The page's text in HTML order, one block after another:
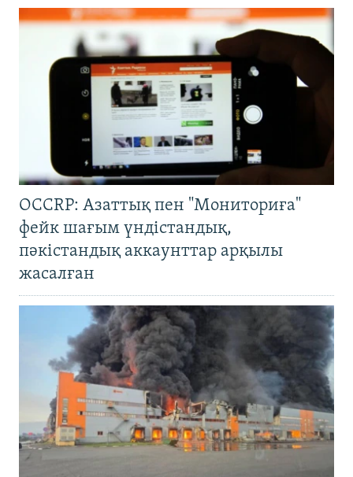
OCCRP: Азаттық пен "Мониториға"
фейк шағым үндістандық,
пәкістандық аккаунттар арқылы
жасалған